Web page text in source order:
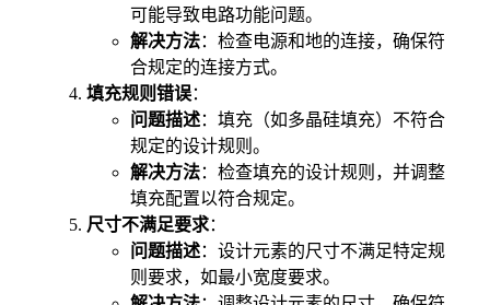
可能导致电路功能问题。
解决方法：检查电源和地的连接，确保符
合规定的连接方式。
填充规则错误：
问题描述：填充（如多晶硅填充）不符合
规定的设计规则。
解决方法：检查填充的设计规则，并调整
填充配置以符合规定。
尺寸不满足要求：
问题描述：设计元素的尺寸不满足特定规
则要求，如最小宽度要求。